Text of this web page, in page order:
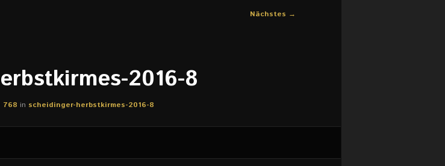
Nächstes →
2016-8
768 in scheidinger-herbstkirmes-2016-8